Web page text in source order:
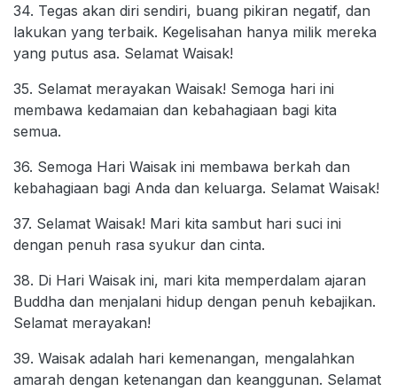
34. Tegas akan diri sendiri, buang pikiran negatif, dan
lakukan yang terbaik. Kegelisahan hanya milik mereka
yang putus asa. Selamat Waisak!
35. Selamat merayakan Waisak! Semoga hari ini
membawa kedamaian dan kebahagiaan bagi kita
semua.
36. Semoga Hari Waisak ini membawa berkah dan
kebahagiaan bagi Anda dan keluarga. Selamat Waisak!
37. Selamat Waisak! Mari kita sambut hari suci ini
dengan penuh rasa syukur dan cinta.
38. Di Hari Waisak ini, mari kita memperdalam ajaran
Buddha dan menjalani hidup dengan penuh kebajikan.
Selamat merayakan!
39. Waisak adalah hari kemenangan, mengalahkan
amarah dengan ketenangan dan keanggunan. Selamat